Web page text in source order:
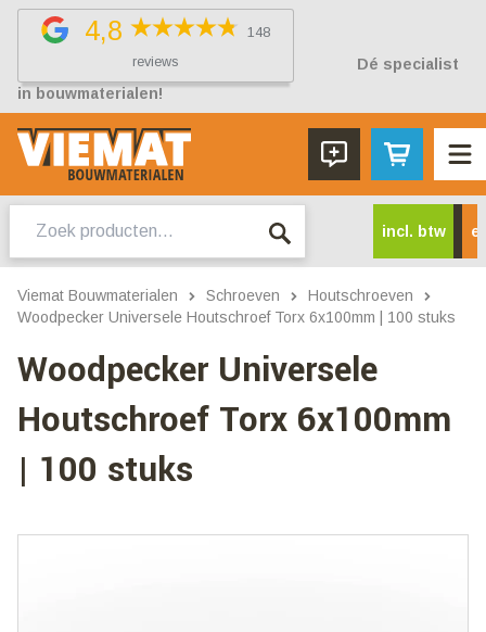
4,8
148
reviews
Dé specialist
in bouwmaterialen!
naar:
incl. btw
Viemat Bouwmaterialen Schroeven
Houtschroeven
Woodpecker Universele Houtschroef Torx 6x100mm | 100 stuks
Woodpecker Universele
Houtschroef Torx 6x100mm
| 100 stuks